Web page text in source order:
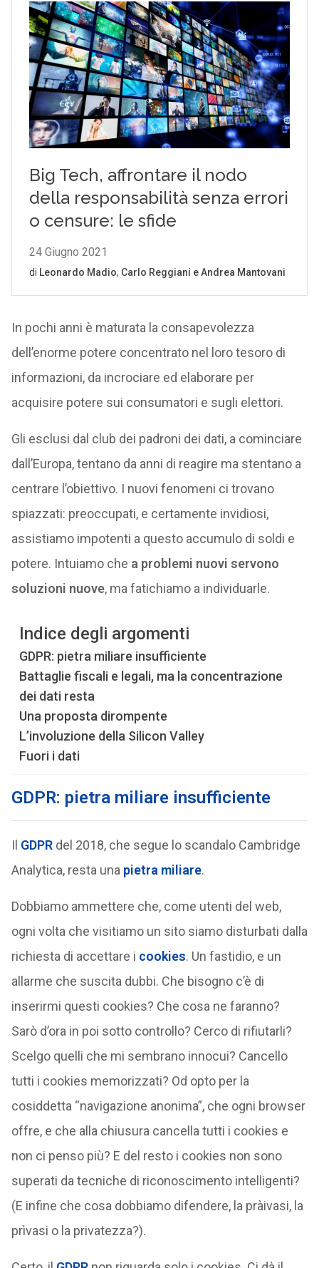
In pochi anni è maturata la consapevolezza
dell’enorme potere concentrato nel loro tesoro di
informazioni, da incrociare ed elaborare per
acquisire potere sui consumatori e sugli elettori.
Gli esclusi dal club dei padroni dei dati, a cominciare
dall’Europa, tentano da anni di reagire ma stentano a
centrare l’obiettivo. I nuovi fenomeni ci trovano
spiazzati: preoccupati, e certamente invidiosi,
assistiamo impotenti a questo accumulo di soldi e
potere. Intuiamo che a problemi nuovi servono
soluzioni nuove, ma fatichiamo a individuarle.
Indice degli argomenti
GDPR: pietra miliare insufficiente
Battaglie fiscali e legali, ma la concentrazione
dei dati resta
Una proposta dirompente
L’involuzione della Silicon Valley
Fuori i dati
GDPR: pietra miliare insufficiente
Il GDPRdel 2018, che segue lo scandalo Cambridge
Analytica, resta una pietra miliare.
Dobbiamo ammettere che, come utenti del web,
ogni volta che visitiamo un sito siamo disturbati dalla
richiesta di accettare i cookies. Un fastidio, e un
allarme che suscita dubbi. Che bisogno c’è di
inserirmi questi cookies? Che cosa ne faranno?
Sarò d’ora in poi sotto controllo? Cerco di rifiutarli?
Scelgo quelli che mi sembrano innocui? Cancello
tutti i cookies memorizzati? Od opto per la
cosiddetta “navigazione anonima”, che ogni browser
offre, e che alla chiusura cancella tutti i cookies e
non ci penso più? E del resto i cookies non sono
superati da tecniche di riconoscimento intelligenti?
(E infine che cosa dobbiamo difendere, la pràivasi, la
prìvasi o la privatezza?).